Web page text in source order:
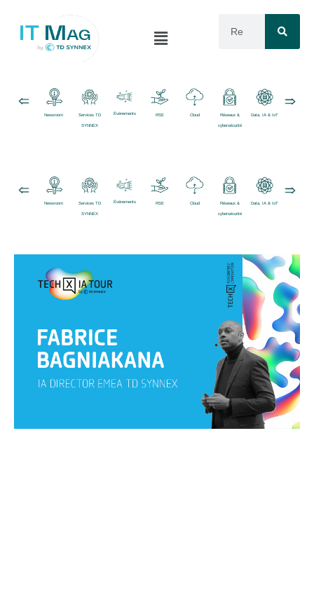
Newsroom Services TD
SYNNEX
Événements RSE Cloud Réseaux &
cybersécurité
Data, IA & IoT
Newsroom Services TD
SYNNEX
Événements RSE Cloud Réseaux &
cybersécurité
Data, IA & IoT